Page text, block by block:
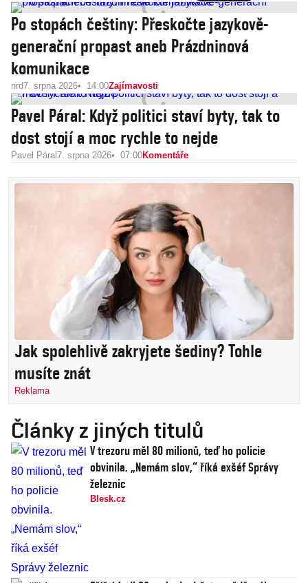
Po stopách češtiny: Přeskočte jazykově-
generační propast aneb Prázdninová
komunikace
nrd7. srpna 2026 14:00Zajímavosti
Pavel Páral: Když politici staví byty, tak to
dost stojí a moc rychle to nejde
Pavel Páral 7. srpna 2026 07:00Komentáře
Jak spolehlivě zakryjete šediny? Tohle
musíte znát
Reklama
Články z jiných titulů
V trezoru měl 80 milionů, teď ho policie
obvinila. „Nemám slov,“ říká exšéf Správy
železnic
Blesk.cz